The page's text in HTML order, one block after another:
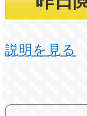
説明を見る